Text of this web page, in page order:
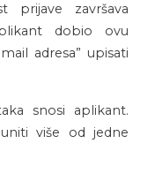
prijave završava
dobio ovu
adresa” upisati
snosi aplikant.
više od jedne